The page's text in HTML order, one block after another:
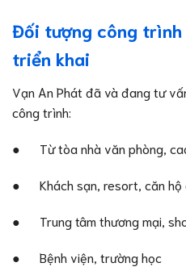
Đối tượng công trình
triển khai
Vạn An Phát đã và đang tư
công trình:
● Từ tòa nhà văn phòng,
● Khách sạn, resort, căn hộ
● Trung tâm thương mại,
● Bệnh viện, trường học